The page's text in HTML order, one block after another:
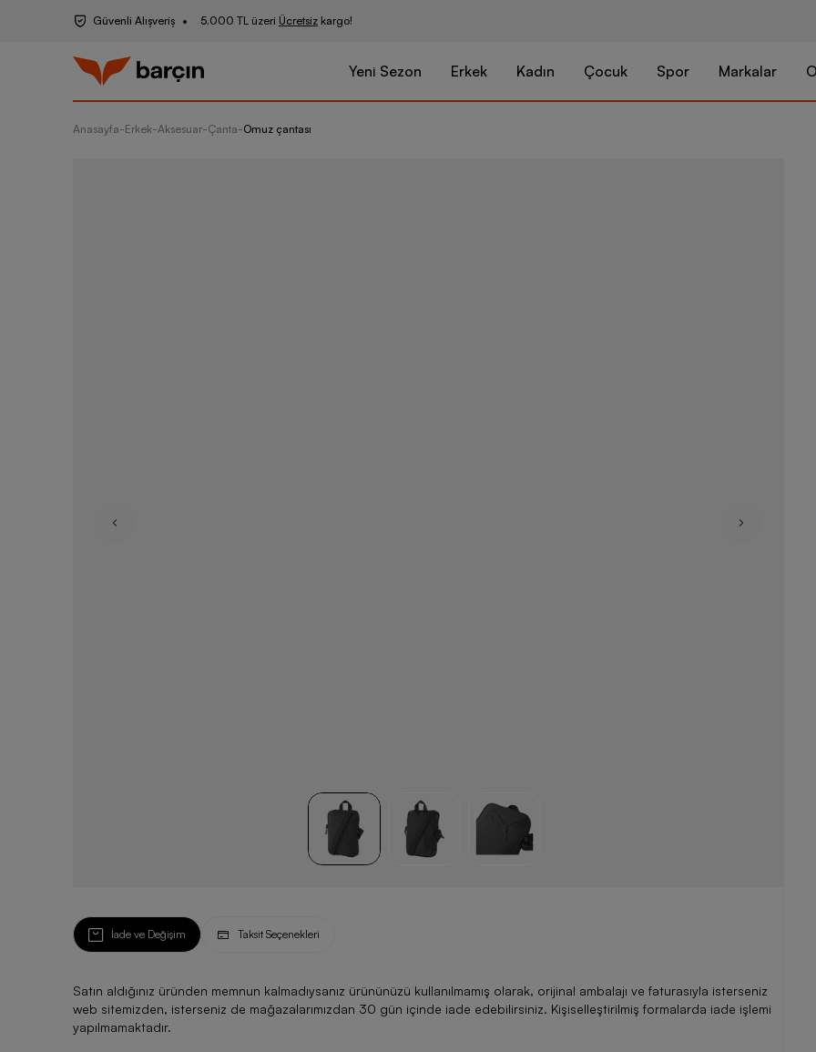
Güvenli Alışveriş 5.000 TL üzeri Ücretsiz kargo!
Yeni Sezon Erkek Kadın Çocuk Spor Markalar
Anasayfa-Erkek-Aksesuar-Çanta-Omuz çantası
Puma
İade ve Değişim Taksit Seçenekleri
Satın aldığınız üründen memnun kalmadıysanız ürününüzü kullanılmamış olarak, orijinal ambalajı ve faturasıyla isterseniz
web sitemizden, isterseniz de mağazalarımızdan 30 gün içinde iade edebilirsiniz. Kişiselleştirilmiş formalarda iade işlemi
yapılmamaktadır.